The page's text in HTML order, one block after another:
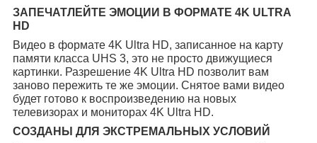
ЗАПЕЧАТЛЕЙТЕ ЭМОЦИИ В ФОРМАТЕ 4K ULTRA
HD
Видео в формате 4K Ultra HD, записанное на карту
памяти класса UHS 3, это не просто движущиеся
картинки. Разрешение 4K Ultra HD позволит вам
заново пережить те же эмоции. Снятое вами видео
будет готово к воспроизведению на новых
телевизорах и мониторах 4K Ultra HD.
СОЗДАНЫ ДЛЯ ЭКСТРЕМАЛЬНЫХ УСЛОВИЙ